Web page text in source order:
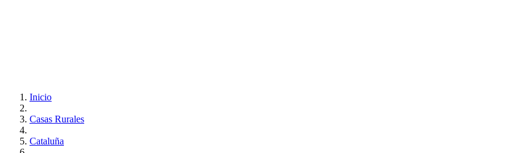
Inicio
Casas Rurales
Cataluña